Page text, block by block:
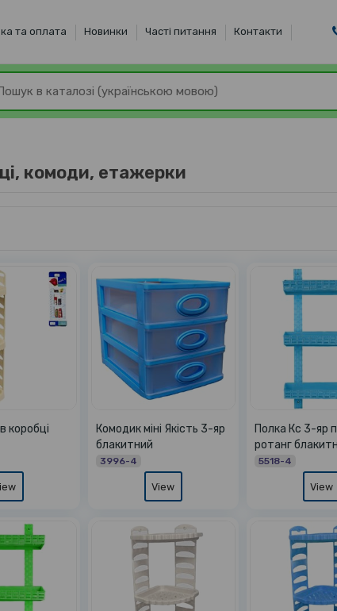
та оплата Новинки Часті питання Контакти
комоди, етажерки
коробці
Комодик міні Якість 3-яр
блакитний
3996-4
View
Полка Кс 3-яр
ротанг
5518-4
View